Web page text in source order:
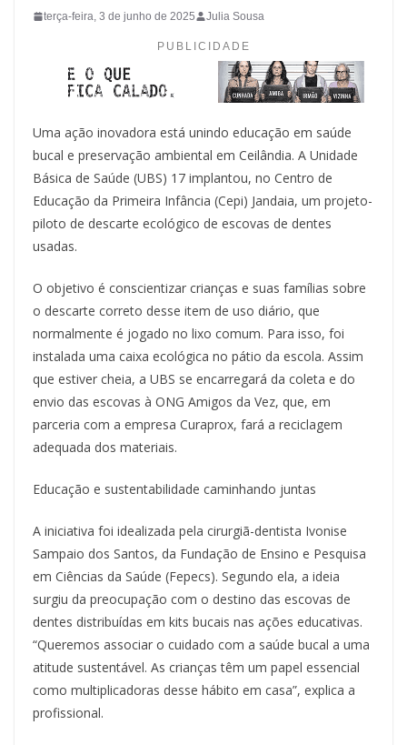
terça-feira, 3 de junho de 2025 Julia Sousa
PUBLICIDADE
Uma ação inovadora está unindo educação em saúde
bucal e preservação ambiental em Ceilândia. A Unidade
Básica de Saúde (UBS) 17 implantou, no Centro de
Educação da Primeira Infância (Cepi) Jandaia, um projeto-
piloto de descarte ecológico de escovas de dentes
usadas.
O objetivo é conscientizar crianças e suas famílias sobre
o descarte correto desse item de uso diário, que
normalmente é jogado no lixo comum. Para isso, foi
instalada uma caixa ecológica no pátio da escola. Assim
que estiver cheia, a UBS se encarregará da coleta e do
envio das escovas à ONG Amigos da Vez, que, em
parceria com a empresa Curaprox, fará a reciclagem
adequada dos materiais.
Educação e sustentabilidade caminhando juntas
A iniciativa foi idealizada pela cirurgiã-dentista Ivonise
Sampaio dos Santos, da Fundação de Ensino e Pesquisa
em Ciências da Saúde (Fepecs). Segundo ela, a ideia
surgiu da preocupação com o destino das escovas de
dentes distribuídas em kits bucais nas ações educativas.
“Queremos associar o cuidado com a saúde bucal a uma
atitude sustentável. As crianças têm um papel essencial
como multiplicadoras desse hábito em casa”, explica a
profissional.